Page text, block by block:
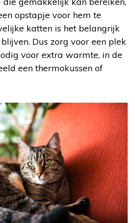
opstapje voor hem te
katten is het belangrijk
Dus zorg voor een plek
voor extra warmte, in de
een thermokussen of